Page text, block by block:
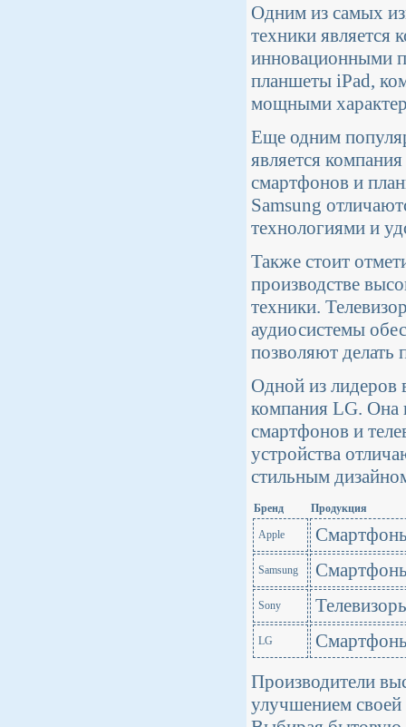
Одним из самых
техники является
инновационными
планшеты iPad,
мощными
Еще одним
является
смартфонов и
Samsung
технологиями и
Также стоит
производстве
техники.
аудиосистемы
позволяют делать
Одной из лидеров
компания LG. Она
смартфонов и
устройства
стильным
Бренд Продукция
Apple
Samsung
Sony
LG
Производители
улучшением